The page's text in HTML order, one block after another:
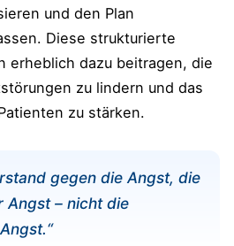
und den Plan
Diese strukturierte
erheblich dazu beitragen, die
zu lindern und das
zu stärken.
gegen die Angst, die
Angst – nicht die